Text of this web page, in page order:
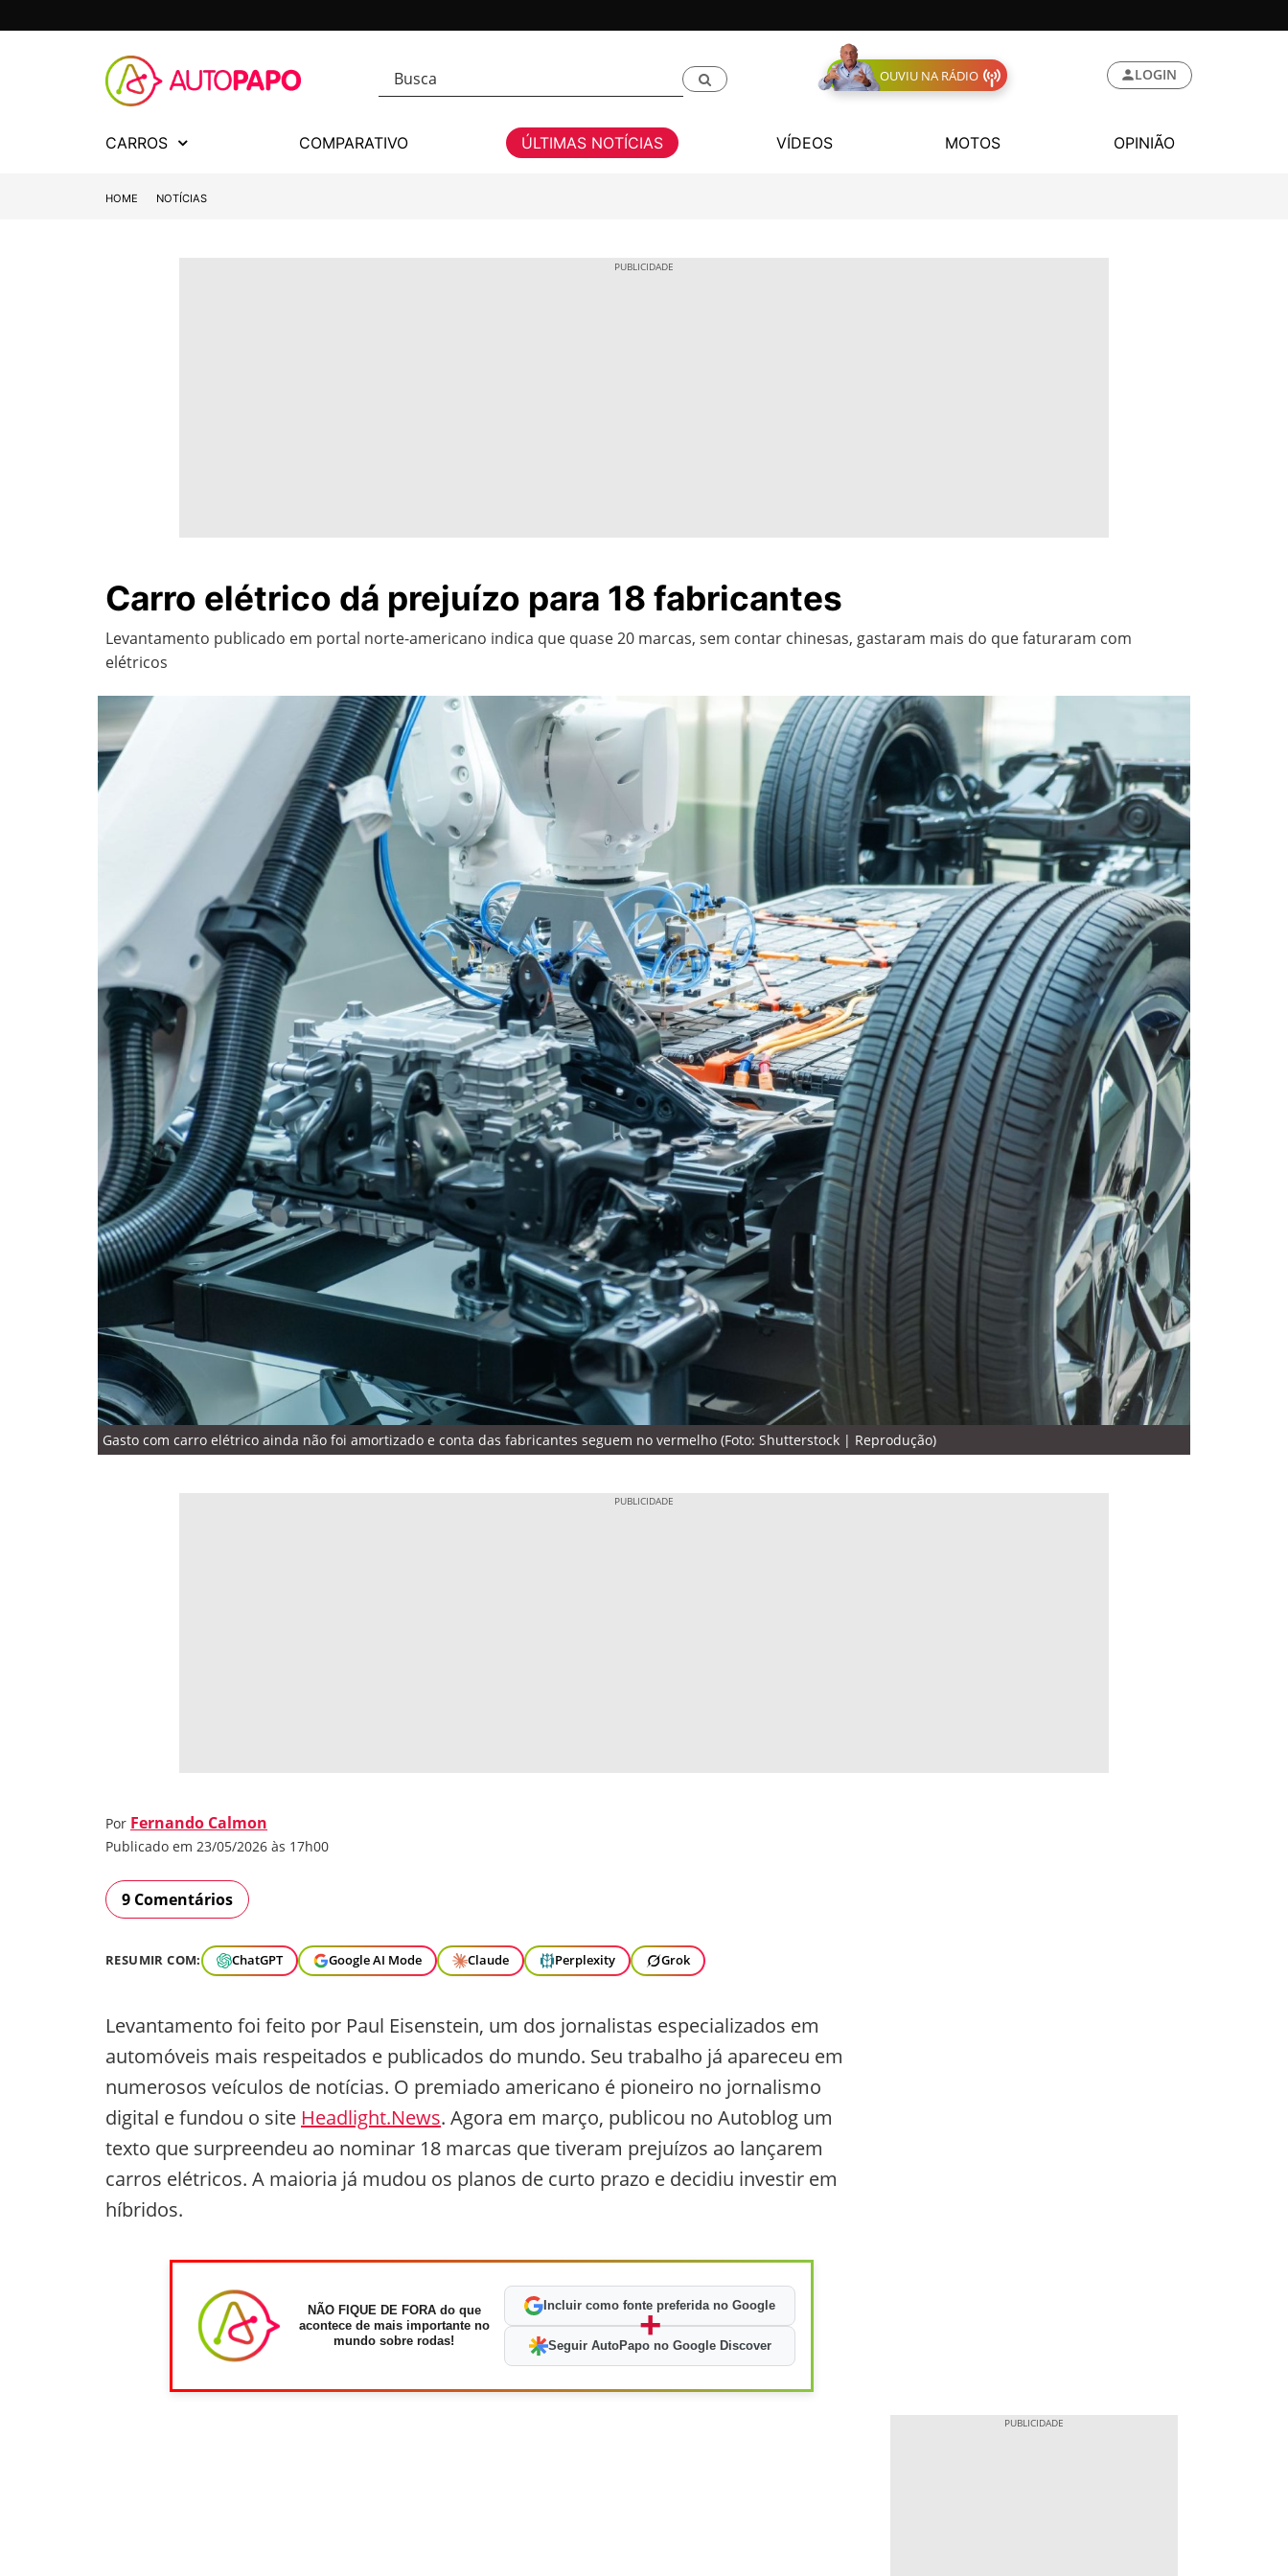
OUVIU NA RÁDIO LOGIN
CARROS COMPARATIVO ÚLTIMAS NOTÍCIAS VÍDEOS MOTOS OPINIÃO
HOME NOTÍCIAS
Carro elétrico dá prejuízo para 18 fabricantes
Levantamento publicado em portal norte-americano indica que quase 20 marcas, sem contar chinesas, gastaram mais do que faturaram com
elétricos
Gasto com carro elétrico ainda não foi amortizado e conta das fabricantes seguem no vermelho (Foto: Shutterstock | Reprodução)
Por Fernando Calmon
Publicado em 23/05/2026 às 17h00
9 Comentários
RESUMIR COM: ChatGPT Google AI Mode Claude Perplexity Grok
Levantamento foi feito por Paul Eisenstein, um dos jornalistas especializados em
automóveis mais respeitados e publicados do mundo. Seu trabalho já apareceu em
numerosos veículos de notícias. O premiado americano é pioneiro no jornalismo
digital e fundou o site Headlight.News. Agora em março, publicou no Autoblog um
texto que surpreendeu ao nominar 18 marcas que tiveram prejuízos ao lançarem
carros elétricos. A maioria já mudou os planos de curto prazo e decidiu investir em
híbridos.
NÃO FIQUE DE FORA do que
acontece de mais importante no
mundo sobre rodas!
Incluir como fonte preferida no Google
+
Seguir AutoPapo no Google Discover